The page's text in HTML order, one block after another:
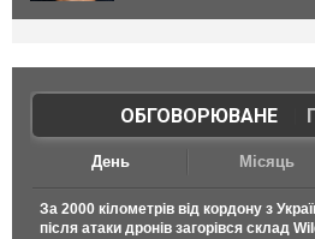
ОБГОВОРЮВАНЕ|
День Місяць
За 2000 кілометрів від кордону з
після атаки дронів загорівся склад